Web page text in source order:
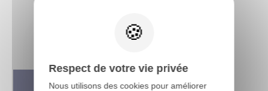
Respect de votre vie privée
Nous utilisons des cookies pour améliorer